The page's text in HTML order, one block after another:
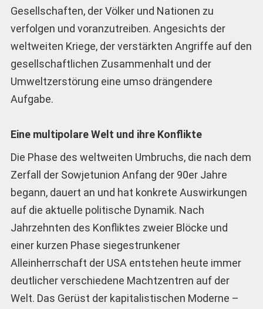
Gesellschaften, der Völker und Nationen zu
verfolgen und voranzutreiben. Angesichts der
weltweiten Kriege, der verstärkten Angriffe auf den
gesellschaftlichen Zusammenhalt und der
Umweltzerstörung eine umso drängendere
Aufgabe.
Eine multipolare Welt und ihre Konflikte
Die Phase des weltweiten Umbruchs, die nach dem
Zerfall der Sowjetunion Anfang der 90er Jahre
begann, dauert an und hat konkrete Auswirkungen
auf die aktuelle politische Dynamik. Nach
Jahrzehnten des Konfliktes zweier Blöcke und
einer kurzen Phase siegestrunkener
Alleinherrschaft der USA entstehen heute immer
deutlicher verschiedene Machtzentren auf der
Welt. Das Gerüst der kapitalistischen Moderne –